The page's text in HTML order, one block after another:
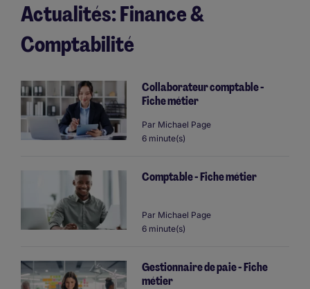
Actualités: Finance &
Comptabilité
Collaborateur comptable -
Fiche métier
Par Michael Page
6 minute(s)
Comptable - Fiche métier
Par Michael Page
6 minute(s)
Gestionnaire de paie - Fiche
métier